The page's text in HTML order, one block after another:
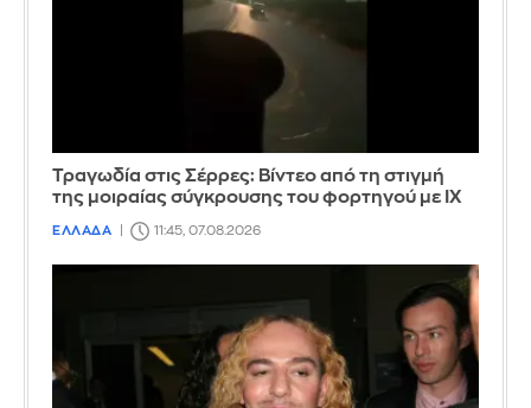
Τραγωδία στις Σέρρες: Βίντεο από τη στιγμή
της μοιραίας σύγκρουσης του φορτηγού με ΙΧ
ΕΛΛΑΔΑ 11:45, 07.08.2026